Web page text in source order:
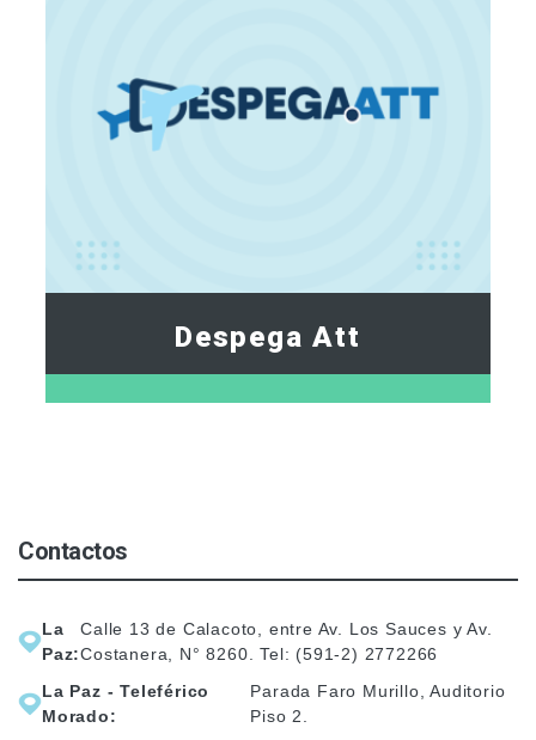
Despega Att
Contactos
La
Paz:
Calle 13 de Calacoto, entre Av. Los Sauces y Av.
Costanera, N° 8260. Tel: (591-2) 2772266
La Paz - Teleférico
Morado:
Parada Faro Murillo, Auditorio
Piso 2.